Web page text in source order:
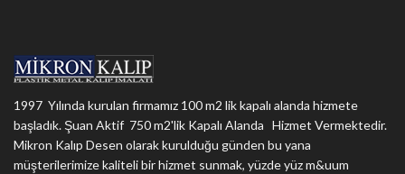
1997 Yılında kurulan firmamız 100 m2 lik kapalı alanda hizmete
başladık. Şuan Aktif 750 m2'lik Kapalı Alanda Hizmet Vermektedir.
Mikron Kalıp Desen olarak kurulduğu günden bu yana
müşterilerimize kaliteli bir hizmet sunmak, yüzde yüz m&uum